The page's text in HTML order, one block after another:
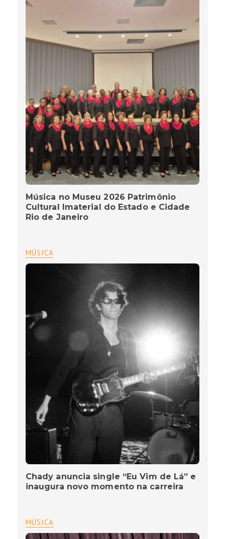
Música no Museu 2026 Patrimônio
Cultural Imaterial do Estado e Cidade
Rio de Janeiro
MÚSICA
Chady anuncia single “Eu Vim de Lá” e
inaugura novo momento na carreira
MÚSICA